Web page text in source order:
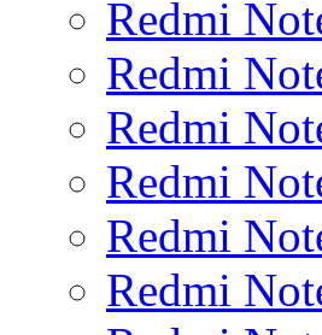
Redmi
Redmi
Redmi
Redmi
Redmi
Redmi